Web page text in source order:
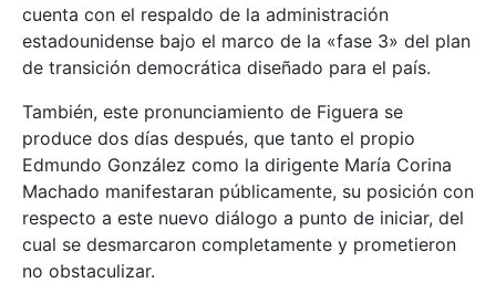
cuenta con el respaldo de la administración
estadounidense bajo el marco de la «fase 3» del plan
de transición democrática diseñado para el país.
También, este pronunciamiento de Figuera se
produce dos días después, que tanto el propio
Edmundo González como la dirigente María Corina
Machado manifestaran públicamente, su posición con
respecto a este nuevo diálogo a punto de iniciar, del
cual se desmarcaron completamente y prometieron
no obstaculizar.